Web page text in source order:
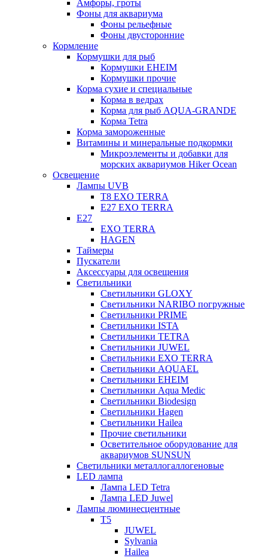
Амфоры, гроты
Фоны для аквариума
Фоны рельефные
Фоны двусторонние
Кормление
Кормушки для рыб
Кормушки EHEIM
Кормушки прочие
Корма сухие и специальные
Корма в ведрах
Корма для рыб AQUA-GRANDE
Корма Tetra
Корма замороженные
Витамины и минеральные подкормки
Микроэлементы и добавки для
морских аквариумов Hiker Ocean
Освещение
Лампы UVB
Т8 EXO TERRA
Е27 EXO TERRA
Е27
EXO TERRA
HAGEN
Таймеры
Пускатели
Аксессуары для освещения
Светильники
Светильники GLOXY
Светильники NARIBO погружные
Светильники PRIME
Светильники ISTA
Светильники TETRA
Светильники JUWEL
Светильники EXO TERRA
Светильники AQUAEL
Светильники EHEIM
Светильники Aqua Medic
Светильники Biodesign
Светильники Hagen
Светильники Hailea
Прочие светильники
Осветительное оборудование для
аквариумов SUNSUN
Светильники металлогаллогеновые
LED лампа
Лампа LED Tetra
Лампа LED Juwel
Лампы люминесцентные
T5
JUWEL
Sylvania
Hailea